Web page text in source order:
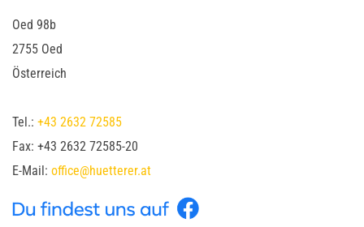
Oed 98b
2755 Oed
Österreich
Tel.: +43 2632 72585
Fax: +43 2632 72585-20
E-Mail: office@huetterer.at